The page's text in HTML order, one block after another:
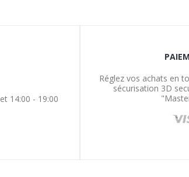
14:00 - 19:00
Réglez vos achats en
sécurisation 3D